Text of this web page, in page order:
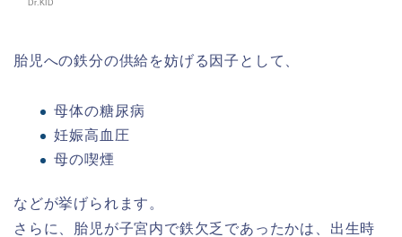
Dr.KID
胎児への鉄分の供給を妨げる因子として、
母体の糖尿病
妊娠高血圧
母の喫煙
などが挙げられます。
さらに、胎児が子宮内で鉄欠乏であったかは、出生時